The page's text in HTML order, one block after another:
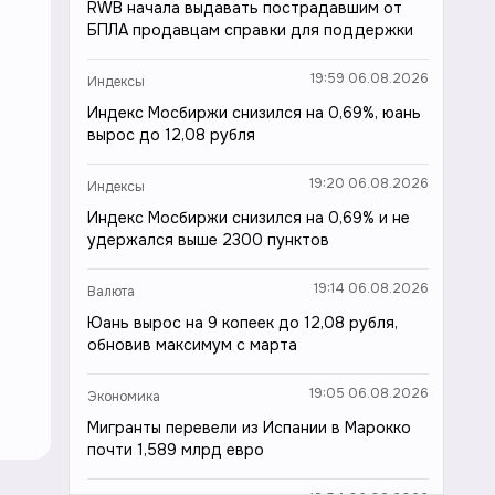
RWB начала выдавать пострадавшим от
БПЛА продавцам справки для поддержки
Индексы 19:59 06.08.2026
Индекс Мосбиржи снизился на 0,69%, юань
вырос до 12,08 рубля
Индексы 19:20 06.08.2026
Индекс Мосбиржи снизился на 0,69% и не
удержался выше 2300 пунктов
Валюта 19:14 06.08.2026
Юань вырос на 9 копеек до 12,08 рубля,
обновив максимум с марта
Экономика 19:05 06.08.2026
Мигранты перевели из Испании в Марокко
почти 1,589 млрд евро